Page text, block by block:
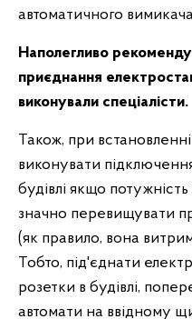
автоматичного
Наполегливо
приєднання
виконували спеціалісти.
Також, при
виконувати
будівлі якщо
значно перевищувати
(як правило, вона
Тобто, під'єднати
розетки в будівлі,
автомати на ввідному